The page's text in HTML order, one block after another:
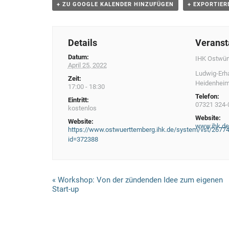
+ ZU GOOGLE KALENDER HINZUFÜGEN +
Details
Datum:
April 25, 2022
Zeit:
17:00 - 18:30
Eintritt:
kostenlos
Website:
https://www.ostwuerttemberg.ihk.de/system/vst/
id=372388
IHK
Ludwig-
Telefon:
07321 324-
Website:
V
« Workshop: Von der zündenden Idee zum eigenen
Start-up